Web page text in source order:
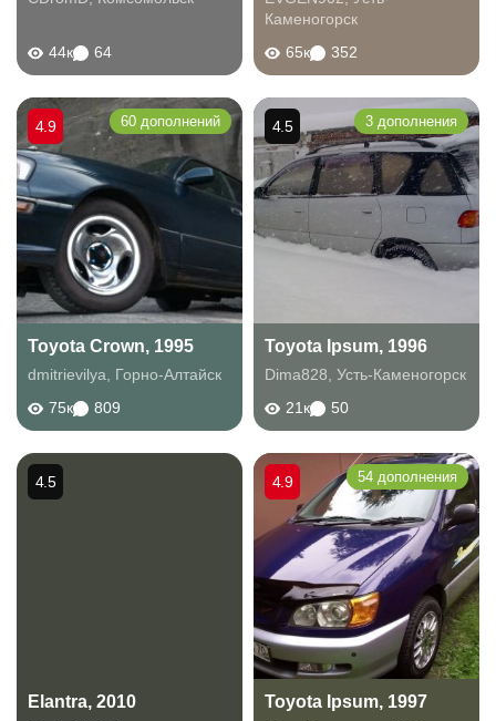
44к 64
Каменогорск
65к
352
Toyota Crown, 1995
dmitrievilya
Горно-Алтайск
75к
809
4.9 60 дополнений
Toyota Ipsum, 1996
Dima828 Усть-Каменогорск
21к
50
4.5 3 дополнения
Elantra, 2010
4.5
Toyota Ipsum, 1997
4.9 54 дополнения